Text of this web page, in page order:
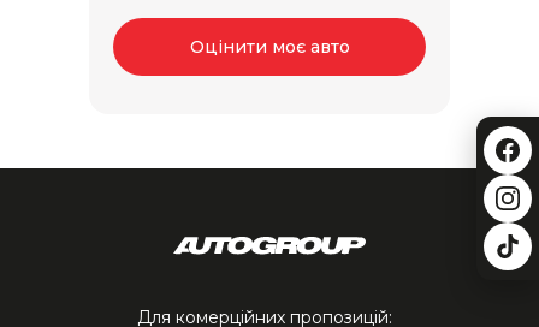
Оцінити моє авто
Для комерційних пропозицій: